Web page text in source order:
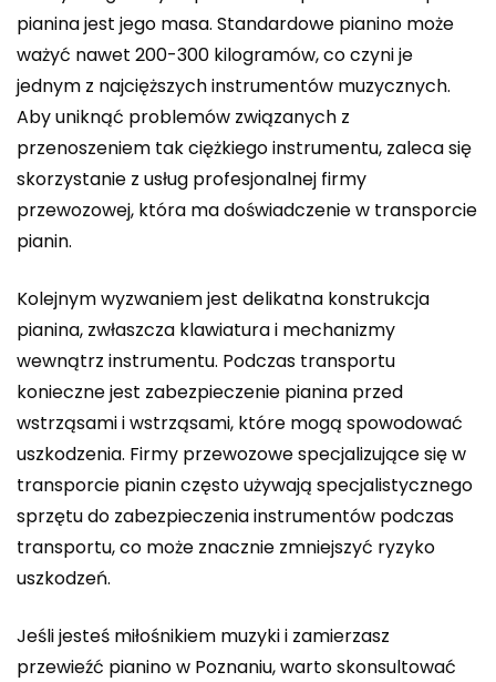
pianina jest jego masa. Standardowe pianino może
ważyć nawet 200-300 kilogramów, co czyni je
jednym z najcięższych instrumentów muzycznych.
Aby uniknąć problemów związanych z
przenoszeniem tak ciężkiego instrumentu, zaleca się
skorzystanie z usług profesjonalnej firmy
przewozowej, która ma doświadczenie w transporcie
pianin.
Kolejnym wyzwaniem jest delikatna konstrukcja
pianina, zwłaszcza klawiatura i mechanizmy
wewnątrz instrumentu. Podczas transportu
konieczne jest zabezpieczenie pianina przed
wstrząsami i wstrząsami, które mogą spowodować
uszkodzenia. Firmy przewozowe specjalizujące się w
transporcie pianin często używają specjalistycznego
sprzętu do zabezpieczenia instrumentów podczas
transportu, co może znacznie zmniejszyć ryzyko
uszkodzeń.
Jeśli jesteś miłośnikiem muzyki i zamierzasz
przewieźć pianino w Poznaniu, warto skonsultować